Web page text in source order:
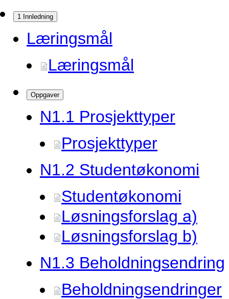
1 Innledning
Læringsmål
Læringsmål
Oppgaver
N1.1 Prosjekttyper
Prosjekttyper
N1.2 Studentøkonomi
Studentøkonomi
Løsningsforslag a)
Løsningsforslag b)
N1.3 Beholdningsendring
Beholdningsendringer